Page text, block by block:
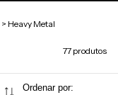
> Heavy Metal
77 produtos
Ordenar por: